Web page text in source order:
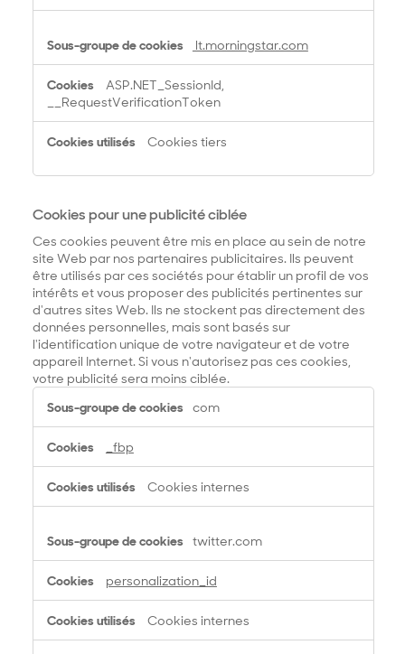
lt.morningstar.com
ASP.NET_SessionId,
__RequestVerificationToken
Cookies tiers
Cookies pour une publicité ciblée
Ces cookies peuvent être mis en place au sein de notre
site Web par nos partenaires publicitaires. Ils peuvent
être utilisés par ces sociétés pour établir un profil de vos
intérêts et vous proposer des publicités pertinentes sur
d'autres sites Web. Ils ne stockent pas directement des
données personnelles, mais sont basés sur
l'identification unique de votre navigateur et de votre
appareil Internet. Si vous n'autorisez pas ces cookies,
votre publicité sera moins ciblée.
i
s
u
u
e
com
_fbp
Cookies internes
twitter.com
personalization_id
Cookies internes